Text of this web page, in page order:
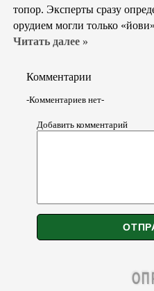
топор. Эксперты сразу
орудием могли только
Читать далее »
Комментарии
-Комментариев нет-
Добавить комментарий